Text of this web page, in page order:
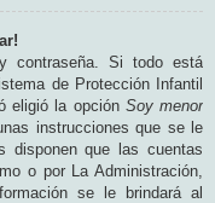
contraseña. Si todo está
de Protección Infantil
eligió la opción Soy menor
instrucciones que se le
disponen que las cuentas
o por La Administración,
se le brindará al